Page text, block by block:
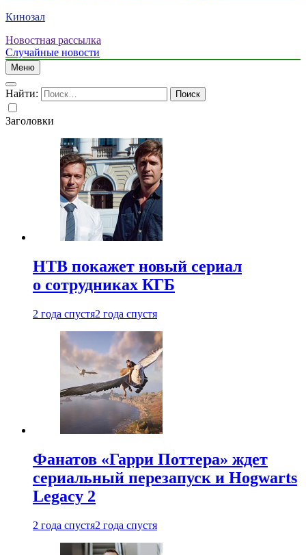
Кинозал
Новостная рассылка
Случайные новости
Меню
Найти:
Заголовки
НТВ покажет новый сериал
о сотрудниках КГБ
2 года спустя2 года спустя
Фанатов «Гарри Поттера» ждет
сериальный перезапуск и Hogwarts
Legacy 2
2 года спустя2 года спустя